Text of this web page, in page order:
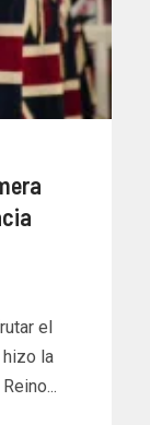
el
hizo la